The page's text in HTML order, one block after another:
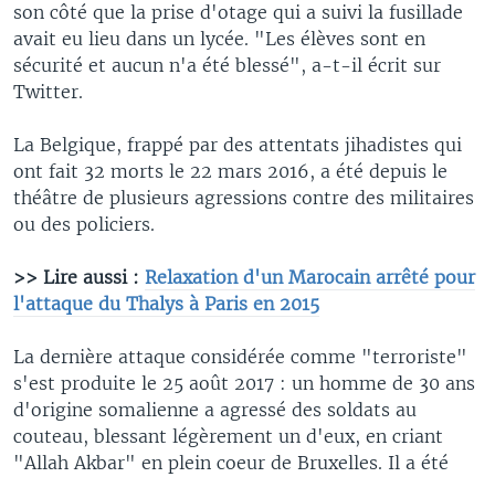
son côté que la prise d'otage qui a suivi la fusillade
avait eu lieu dans un lycée. "Les élèves sont en
sécurité et aucun n'a été blessé", a-t-il écrit sur
Twitter. ​
La Belgique, frappé par des attentats jihadistes qui
ont fait 32 morts le 22 mars 2016, a été depuis le
théâtre de plusieurs agressions contre des militaires
ou des policiers.
>> Lire aussi : Relaxation d'un Marocain arrêté pour
l'attaque du Thalys à Paris en 2015
La dernière attaque considérée comme "terroriste"
s'est produite le 25 août 2017 : un homme de 30 ans
d'origine somalienne a agressé des soldats au
couteau, blessant légèrement un d'eux, en criant
"Allah Akbar" en plein coeur de Bruxelles. Il a été